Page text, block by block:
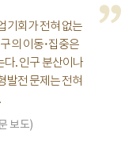
기회가 전혀 없는
의 이동·집중은
다. 인구 분산이나
발전 문제는 전혀
”
보도)